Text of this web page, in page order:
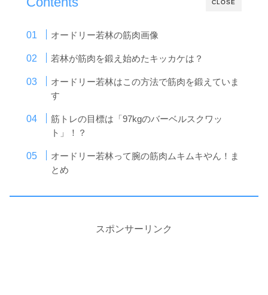
CLOSE
オードリー若林の筋肉画像
若林が筋肉を鍛え始めたキッカケは？
オードリー若林はこの方法で筋肉を鍛えていま
す
筋トレの目標は「97kgのバーベルスクワッ
ト」！？
オードリー若林って腕の筋肉ムキムキやん！ま
とめ
スポンサーリンク